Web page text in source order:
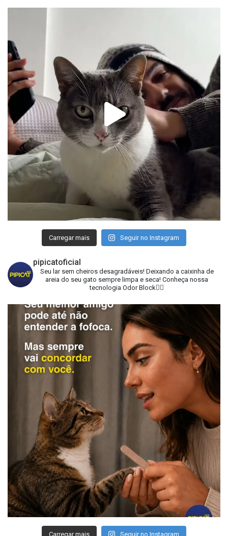
Carregar mais Seguir no Instagram
pipicatoficial
Seu lar sem cheiros desagradáveis!Deixando a caixinha de
areia do seu gato sempre limpa e seca! Conheça nossa
tecnologia Odor Block👇🏻
Carregar mais Seguir no Instagram